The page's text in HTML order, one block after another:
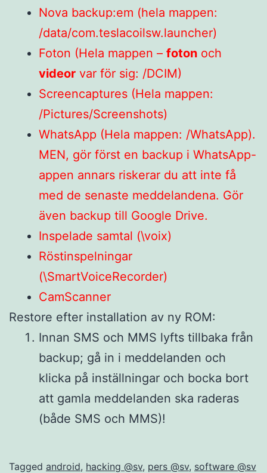
Nova backup:em (hela mappen:
/data/com.teslacoilsw.launcher)
Foton (Hela mappen – foton och
videor var för sig: /DCIM)
Screencaptures (Hela mappen:
/Pictures/Screenshots)
WhatsApp (Hela mappen: /WhatsApp).
MEN, gör först en backup i WhatsApp-
appen annars riskerar du att inte få
med de senaste meddelandena. Gör
även backup till Google Drive.
Inspelade samtal (\voix)
Röstinspelningar
(\SmartVoiceRecorder)
CamScanner
Restore efter installation av ny ROM:
Innan SMS och MMS lyfts tillbaka från
backup; gå in i meddelanden och
klicka på inställningar och bocka bort
att gamla meddelanden ska raderas
(både SMS och MMS)!
Tagged android, hacking @sv, pers @sv, software @sv